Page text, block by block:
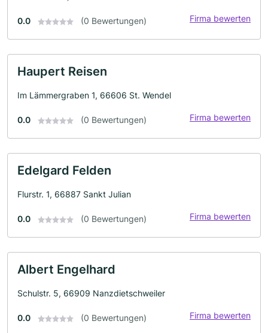
0.0 (0 Bewertungen) Firma bewerten
Haupert Reisen
Im Lämmergraben 1, 66606 St. Wendel
0.0 (0 Bewertungen) Firma bewerten
Edelgard Felden
Flurstr. 1, 66887 Sankt Julian
0.0 (0 Bewertungen) Firma bewerten
Albert Engelhard
Schulstr. 5, 66909 Nanzdietschweiler
0.0 (0 Bewertungen) Firma bewerten